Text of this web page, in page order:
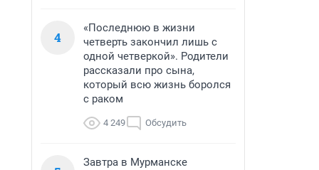
4
«Последнюю в жизни
четверть закончил лишь с
одной четверкой». Родители
рассказали про сына,
который всю жизнь боролся
с раком
4 249 Обсудить
Завтра в Мурманске